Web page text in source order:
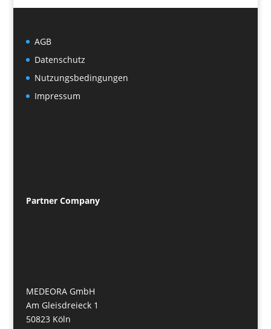
AGB
Datenschutz
Nutzungsbedingungen
Impressum
Partner Company
MEDEORA GmbH
Am Gleisdreieck 1
50823 Köln